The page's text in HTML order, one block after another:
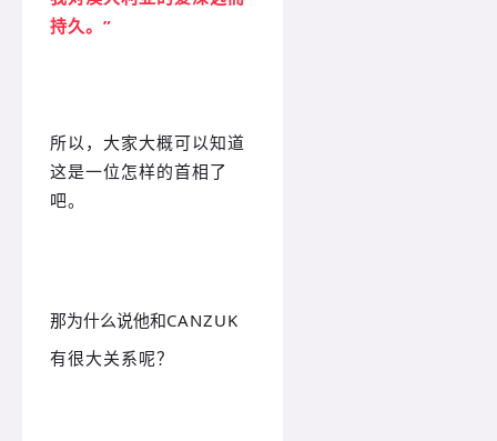
持久。”
所以，大家大概可以知道
这是一位怎样的首相了
吧。
那为什么说他和CANZUK
有很大关系呢？